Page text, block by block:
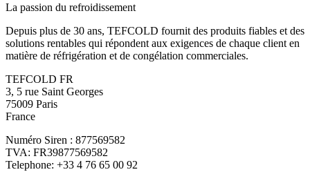
La passion du refroidissement
Depuis plus de 30 ans, TEFCOLD fournit des produits fiables et des
solutions rentables qui répondent aux exigences de chaque client en
matière de réfrigération et de congélation commerciales.
TEFCOLD FR
3, 5 rue Saint Georges
75009 Paris
France
Numéro Siren : 877569582
TVA: FR39877569582
Telephone: +33 4 76 65 00 92